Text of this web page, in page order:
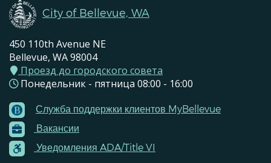
City of Bellevue, WA
450 110th Avenue NE
Bellevue, WA 98004
Проезд до городского совета
Понедельник - пятница 08:00 - 16:00
Footer
Menu
Contacts
Служба поддержки клиентов MyBellevue
Вакансии
Уведомления ADA/Title VI